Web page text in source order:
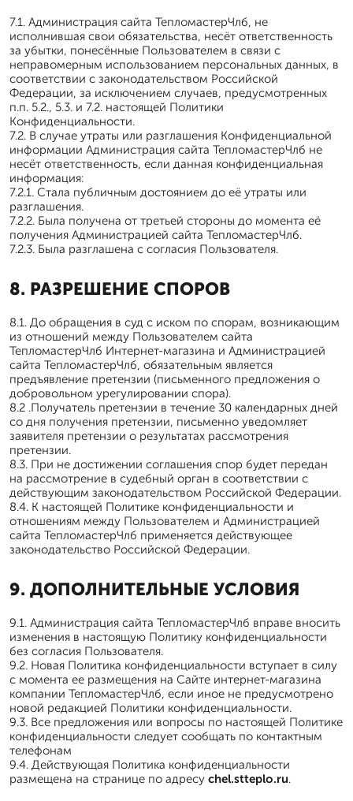
7.1. Администрация сайта ТепломастерЧлб, не
исполнившая свои обязательства, несёт ответственность
за убытки, понесённые Пользователем в связи с
неправомерным использованием персональных данных, в
соответствии с законодательством Российской
Федерации, за исключением случаев, предусмотренных
п.п. 5.2., 5.3. и 7.2. настоящей Политики
Конфиденциальности.
7.2. В случае утраты или разглашения Конфиденциальной
информации Администрация сайта ТепломастерЧлб не
несёт ответственность, если данная конфиденциальная
информация:
7.2.1. Стала публичным достоянием до её утраты или
разглашения.
7.2.2. Была получена от третьей стороны до момента её
получения Администрацией сайта ТепломастерЧлб.
7.2.3. Была разглашена с согласия Пользователя.
8. РАЗРЕШЕНИЕ СПОРОВ
8.1. До обращения в суд с иском по спорам, возникающим
из отношений между Пользователем сайта
ТепломастерЧлб Интернет-магазина и Администрацией
сайта ТепломастерЧлб, обязательным является
предъявление претензии (письменного предложения о
добровольном урегулировании спора).
8.2 .Получатель претензии в течение 30 календарных дней
со дня получения претензии, письменно уведомляет
заявителя претензии о результатах рассмотрения
претензии.
8.3. При не достижении соглашения спор будет передан
на рассмотрение в судебный орган в соответствии с
действующим законодательством Российской Федерации.
8.4. К настоящей Политике конфиденциальности и
отношениям между Пользователем и Администрацией
сайта ТепломастерЧлб применяется действующее
законодательство Российской Федерации.
9. ДОПОЛНИТЕЛЬНЫЕ УСЛОВИЯ
9.1. Администрация сайта ТепломастерЧлб вправе вносить
изменения в настоящую Политику конфиденциальности
без согласия Пользователя.
9.2. Новая Политика конфиденциальности вступает в силу
с момента ее размещения на Сайте интернет-магазина
компании ТепломастерЧлб, если иное не предусмотрено
новой редакцией Политики конфиденциальности.
9.3. Все предложения или вопросы по настоящей Политике
конфиденциальности следует сообщать по контактным
телефонам
9.4. Действующая Политика конфиденциальности
размещена на странице по адресу chel.stteplo.ru.